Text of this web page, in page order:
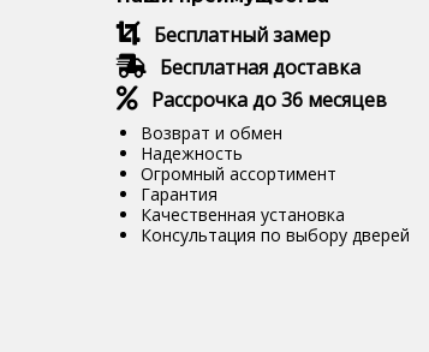
Бесплатный замер
Бесплатная доставка
Рассрочка до 36 месяцев
Возврат и обмен
Надежность
Огромный ассортимент
Гарантия
Качественная установка
Консультация по выбору дверей